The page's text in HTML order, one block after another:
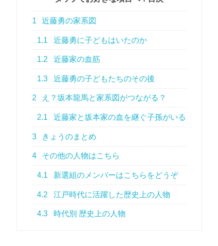
1 近藤勇の家系図
1.1 近藤勇に子どもはいたのか
1.2 近藤家の血筋
1.3 近藤勇の子どもたちのその後
2 え？坂本龍馬と家系図がつながる？
2.1 近藤家と坂本家の血を継ぐ子孫がいる
3 きょうのまとめ
4 その他の人物はこちら
4.1 新選組のメンバーはこちらをどうぞ
4.2 江戸時代に活躍した歴史上の人物
4.3 時代別 歴史上の人物